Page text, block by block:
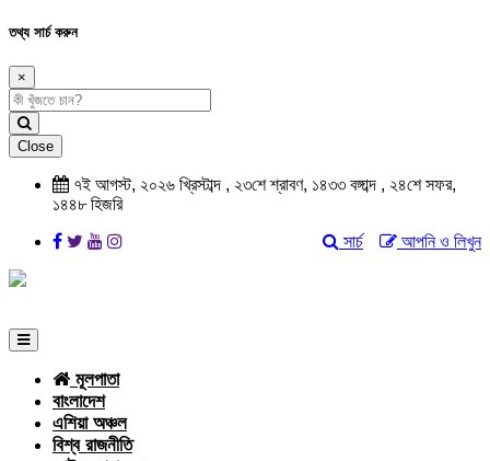
তথ্য সার্চ করুন
×
Close
৭ই আগস্ট, ২০২৬ খ্রিস্টাব্দ , ২৩শে শ্রাবণ, ১৪৩৩ বঙ্গাব্দ , ২৪শে সফর,
১৪৪৮ হিজরি
আপনি ও লিখুন
সার্চ
মূলপাতা
বাংলাদেশ
এশিয়া অঞ্চল
বিশ্ব রাজনীতি